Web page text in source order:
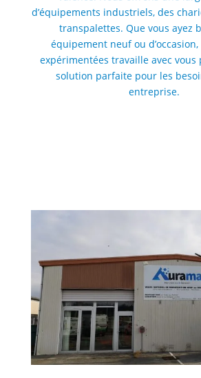
d’équipements industriels, des
transpalettes. Que vous ayez
équipement neuf ou
expérimentées travaille avec
solution parfaite pour les
entreprise.